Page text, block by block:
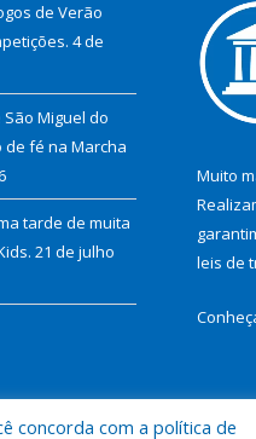
de Verão
4 de
Miguel do
de fé na Marcha
tarde de muita
21 de julho
Muito
leis de
concorda com a política de